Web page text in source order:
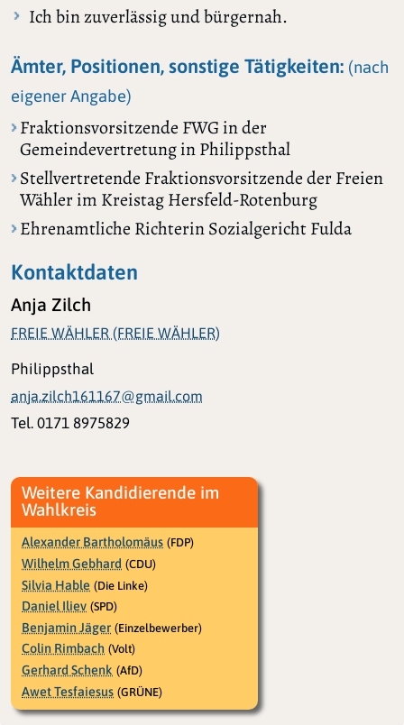
Ich bin zuverlässig und bürgernah.
Ämter, Positionen, sonstige Tätigkeiten: (nach
eigener Angabe)
Fraktionsvorsitzende FWG in der
Gemeindevertretung in Philippsthal
Stellvertretende Fraktionsvorsitzende der Freien
Wähler im Kreistag Hersfeld-Rotenburg
Ehrenamtliche Richterin Sozialgericht Fulda
Kontaktdaten
Anja Zilch
FREIE WÄHLER (FREIE WÄHLER)
Philippsthal
anja.zilch161167@gmail.com
Tel. 0171 8975829
Weitere Kandidierende im
Wahlkreis
Alexander Bartholomäus (FDP)
Wilhelm Gebhard (CDU)
Silvia Hable (Die Linke)
Daniel Iliev (SPD)
Benjamin Jäger (Einzelbewerber)
Colin Rimbach (Volt)
Gerhard Schenk (AfD)
Awet Tesfaiesus (GRÜNE)